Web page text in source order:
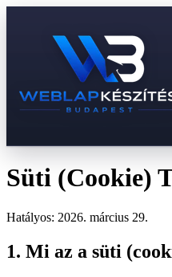
Süti (Cookie)
Hatályos: 2026. március 29.
1. Mi az a süti